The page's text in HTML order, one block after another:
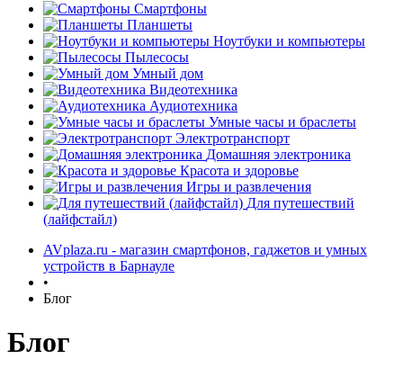
Смартфоны
Планшеты
Ноутбуки и компьютеры
Пылесосы
Умный дом
Видеотехника
Аудиотехника
Умные часы и браслеты
Электротранспорт
Домашняя электроника
Красота и здоровье
Игры и развлечения
Для путешествий
(лайфстайл)
AVplaza.ru - магазин смартфонов, гаджетов и умных
устройств в Барнауле
•
Блог
Блог